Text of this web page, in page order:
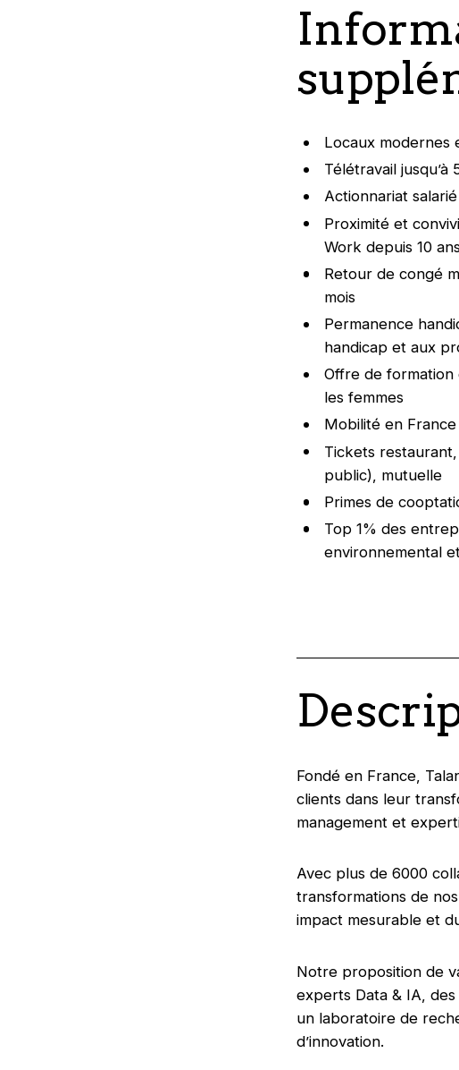
Locaux modernes
Télétravail jusqu’à
Actionnariat salarié
Proximité et
Work depuis 10
Retour de congé
mois
Permanence
handicap et aux
Offre de
les femmes
Mobilité en
Tickets
public), mutuelle
Primes de
Top 1% des
environnemental
Fondé en France,
clients dans leur
management et
Avec plus de 6000
transformations de
impact mesurable et
Notre proposition de
experts Data & IA,
un laboratoire de
d’innovation.